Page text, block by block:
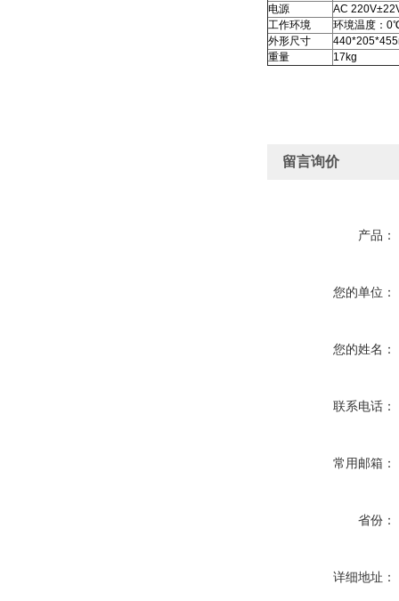
电源
AC
工作环境
环境温度：
外形尺寸
重量
17kg
留言询价
产品：
您的单位：
您的姓名：
联系电话：
常用邮箱：
省份：
详细地址：